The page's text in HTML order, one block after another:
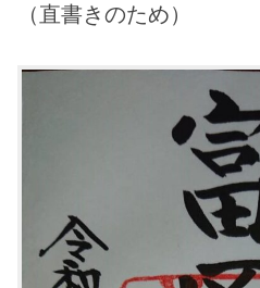
（直書きのため）